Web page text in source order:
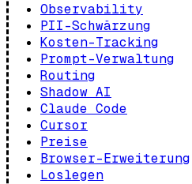
Observability
PII-Schwärzung
Kosten-Tracking
Prompt-Verwaltung
Routing
Shadow AI
Claude Code
Cursor
Preise
Browser-Erweiterung
Loslegen